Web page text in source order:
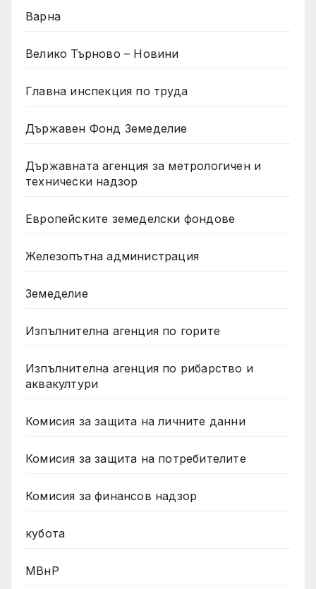
Варна
Велико Търново – Новини
Главна инспекция по труда
Държавен Фонд Земеделие
Държавната агенция за метрологичен и
технически надзор
Европейските земеделски фондове
Железопътна администрация
Земеделие
Изпълнителна агенция по горите
Изпълнителна агенция по рибарство и
аквакултури
Комисия за защита на личните данни
Комисия за защита на потребителите
Комисия за финансов надзор
кубота
МВнР